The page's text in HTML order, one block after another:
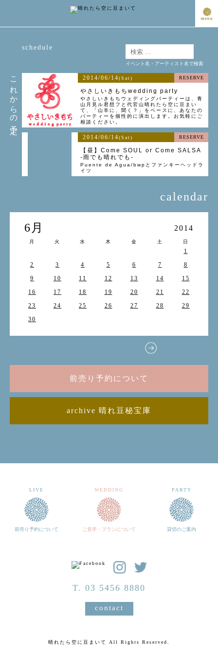
これからの予定
schedule
2014/06/14(Sat) RESERVE
やさしいきもちwedding party
やさしいきもちウェディングパーティーは、青
山月見ル君想フと代官山晴れたら空に豆まい
て、「山羊に、聞く？」をベースに、あなたの
パーティーを個性的に演出します。お気軽にご
相談ください。
2014/06/14(Sat) RESERVE
【昼】Come SOUL or Come SALSA
-雨でも晴れでも-
Puente de Agua/bwpとファンキーヘッドラ
イツ
calendar
6月 2014
月 火 水 木 金 土 日
1
2
3 4 5 6 7
8
9
10 11 12 13 14
15
16
17 18 19 20 21
22
23
24 25 26 27 28
29
30
イベント名・アーティスト名で検索
前売り予約について
archive 晴れ豆秘宝庫
LIVE
前売り予約について
WEDDING
ご見学・プランについて
PARTY
貸切のご案内
T. 03 5456 8880
contact
晴れたら空に豆まいて All Rights Reserved.